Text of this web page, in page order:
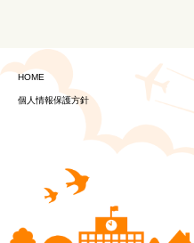
HOME
個人情報保護方針